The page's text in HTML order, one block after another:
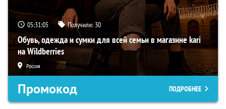
05:31:04 Получили: 30
Обувь, одежда и сумки для всей семьи в магазине kari
на Wildberries
Россия
Промокод ПОДРОБНЕЕ